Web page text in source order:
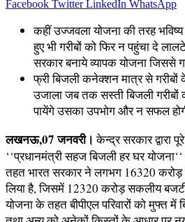
Facebook Twitter LinkedIn WhatsApp
कहीं उज्जवला योजना की तरह
हुए भी गरीबों को फिर न पहुंचा दे
सरकार बनाये व्यापक योजना जिससे
फ्री बिजली कनेक्शन मात्र से
उजाला जब तक सस्ती बिजली गरीबों
पायेंगे उसका उपभोग और न सफल
लखनऊ,07 जनवरी। केन्द्र सरकार द्वारा
‘‘प्रधानमंत्री सहज बिजली हर घर
तहत भारत सरकार ने लगभग 16320 करोड़
लिया है, जिसमें 12320 करोड़ सकलीय
योजना के तहत बीपीएल परिवारों को मुफ्त